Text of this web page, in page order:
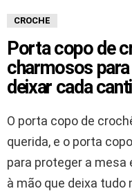
CROCHE
Porta copo de
charmosos
deixar cada
O porta copo de
querida, e o porta
para proteger a mesa
à mão que deixa tudo